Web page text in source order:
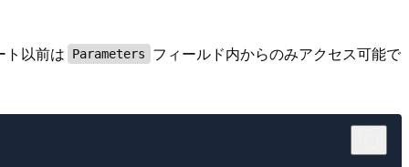
ト以前は Parameters
フィールド内からのみアクセス可能で